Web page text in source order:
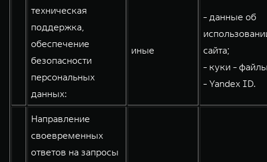
техническая
поддержка,
обеспечение
безопасности
персональных
данных:
иные
- данные об
сайта;
- куки -
- Yandex ID.
Направление
своевременных
ответов на запросы